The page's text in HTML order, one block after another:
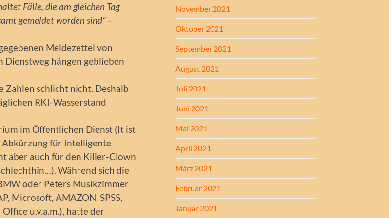
Fälle, die am gleichen Tag
gemeldet worden sind“ –
Meldezettel von
Dienstweg hängen geblieben
Zahlen schlicht nicht. Deshalb
RKI-Wasserstand
im Öffentlichen Dienst (It ist
Abkürzung für Intelligente
aber auch für den Killer-Clown
Während sich die
oder Peters Musikzimmer
Microsoft, AMAZON, SPSS,
u.v.a.m.), hatte der
November 2021
Oktober 2021
September 2021
August 2021
Juli 2021
Juni 2021
Mai 2021
April 2021
März 2021
Februar 2021
Januar 2021